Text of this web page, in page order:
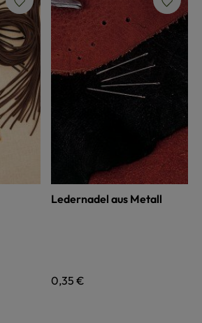
Ledernadel aus Metall
Regulärer Preis:
0,35 €